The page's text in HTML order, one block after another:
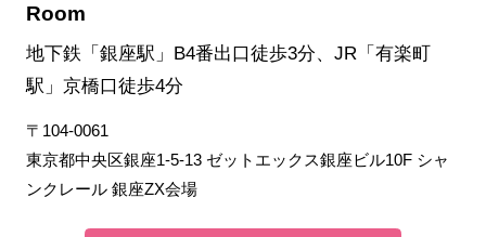
Room
地下鉄「銀座駅」B4番出口徒歩3分、JR「有楽町
駅」京橋口徒歩4分
〒104-0061
東京都中央区銀座1-5-13 ゼットエックス銀座ビル10F シャ
ンクレール 銀座ZX会場